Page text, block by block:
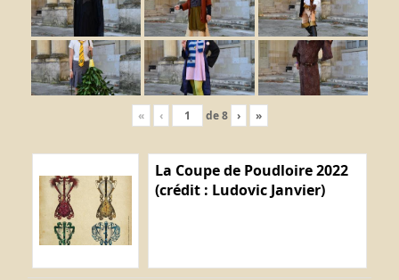
« ‹ de8 › »
La Coupe de Poudloire 2022
(crédit : Ludovic Janvier)